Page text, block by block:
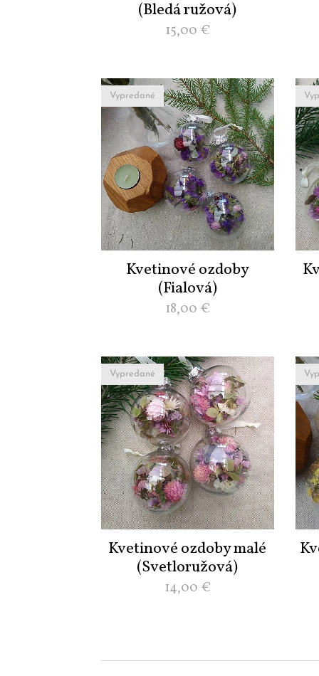
(Bledá ružová)
15,00 €
Kvetinové ozdoby
(Fialová)
Vypredané
18,00 €
Kvetinové ozdoby malé
(Svetloružová)
Vypredané
14,00 €